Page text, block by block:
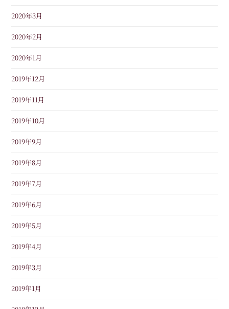
2020年3月
2020年2月
2020年1月
2019年12月
2019年11月
2019年10月
2019年9月
2019年8月
2019年7月
2019年6月
2019年5月
2019年4月
2019年3月
2019年1月